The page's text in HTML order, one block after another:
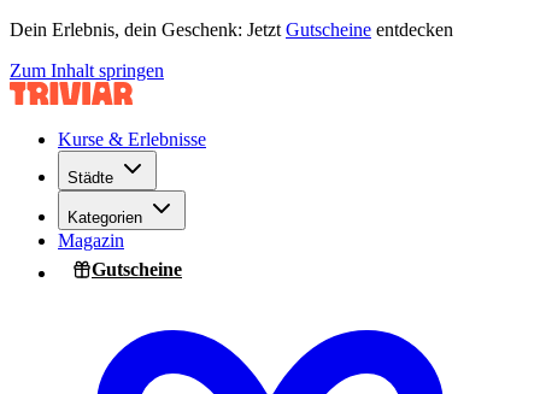
Dein Erlebnis, dein Geschenk: Jetzt Gutscheine entdecken
Zum Inhalt springen
Kurse & Erlebnisse
Städte
Kategorien
Magazin
Gutscheine